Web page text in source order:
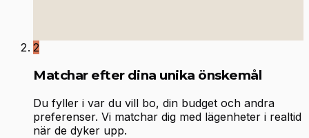
2
Matchar efter dina unika önskemål
Du fyller i var du vill bo, din budget och andra
preferenser. Vi matchar dig med lägenheter i realtid
när de dyker upp.